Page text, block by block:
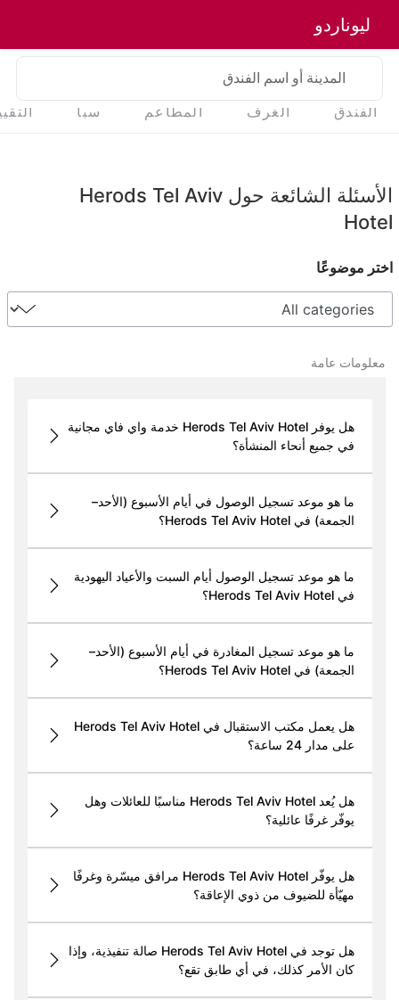
ليوناردو
المدينة أو اسم الفندق
الفندق الغرف المطاعم سبا
الأسئلة الشائعة حول Herods Tel Aviv
Hotel
اختر موضوعًا
معلومات عامة
هل يوفر Herods Tel Aviv Hotel خدمة واي فاي مجانية
في جميع أنحاء المنشأة؟
ما هو موعد تسجيل الوصول في أيام الأسبوع (الأحد–
الجمعة) في Herods Tel Aviv Hotel؟
ما هو موعد تسجيل الوصول أيام السبت والأعياد اليهودية
في Herods Tel Aviv Hotel؟
ما هو موعد تسجيل المغادرة في أيام الأسبوع (الأحد–
الجمعة) في Herods Tel Aviv Hotel؟
هل يعمل مكتب الاستقبال في Herods Tel Aviv Hotel
على مدار 24 ساعة؟
هل يُعد Herods Tel Aviv Hotel مناسبًا للعائلات وهل
يوفّر غرفًا عائلية؟
هل يوفّر Herods Tel Aviv Hotel مرافق ميسّرة وغرفًا
مهيّأة للضيوف من ذوي الإعاقة؟
هل توجد في Herods Tel Aviv Hotel صالة تنفيذية، وإذا
كان الأمر كذلك، في أي طابق تقع؟